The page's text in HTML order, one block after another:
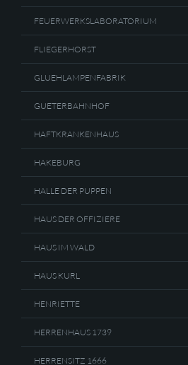
FEUERWERKSLABORATORIUM
FLIEGERHORST
GLUEHLAMPENFABRIK
GUETERBAHNHOF
HAFTKRANKENHAUS
HAKEBURG
HALLE DER PUPPEN
HAUS DER OFFIZIERE
HAUS IM WALD
HAUS KURL
HENRIETTE
HERRENHAUS 1739
HERRENSITZ 1666